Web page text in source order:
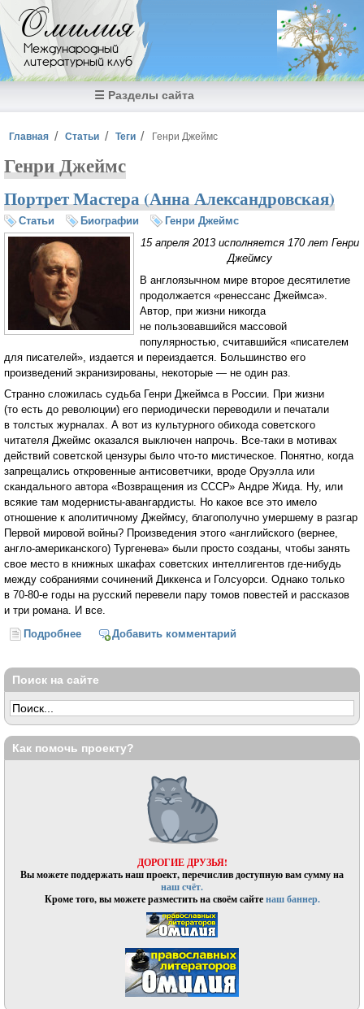
Перейти к основному содержанию
Омилия
Международный
литературный клуб
☰ Разделы сайта
Вы здесь
Главная Статьи Теги Генри Джеймс
Генри Джеймс
Портрет Мастера (Анна Александровская)
Статьи Биографии
Генри Джеймс
15 апреля 2013 исполняется 170 лет Генри
Джеймсу
В англоязычном мире второе десятилетие
продолжается «ренессанс Джеймса».
Автор, при жизни никогда
не пользовавшийся массовой
популярностью, считавшийся «писателем
для писателей», издается и переиздается. Большинство его
произведений экранизированы, некоторые — не один раз.
Странно сложилась судьба Генри Джеймса в России. При жизни
(то есть до революции) его периодически переводили и печатали
в толстых журналах. А вот из культурного обихода советского
читателя Джеймс оказался выключен напрочь. Все-таки в мотивах
действий советской цензуры было что-то мистическое. Понятно, когда
запрещались откровенные антисоветчики, вроде Оруэлла или
скандального автора «Возвращения из СССР» Андре Жида. Ну, или
всякие там модернисты-авангардисты. Но какое все это имело
отношение к аполитичному Джеймсу, благополучно умершему в разгар
Первой мировой войны? Произведения этого «английского (вернее,
англо-американского) Тургенева» были просто созданы, чтобы занять
свое место в книжных шкафах советских интеллигентов где-нибудь
между собраниями сочинений Диккенса и Голсуорси. Однако только
в 70-80-е годы на русский перевели пару томов повестей и рассказов
и три романа. И все.
Подробнее о Портрет Мастера (Анна Александровская)
Добавить комментарий
Поиск на сайте
Как помочь проекту?
ДОРОГИЕ ДРУЗЬЯ!
Вы можете поддержать наш проект, перечислив доступную вам сумму на
наш счёт.
Кроме того, вы можете разместить на своём сайтенаш баннер.